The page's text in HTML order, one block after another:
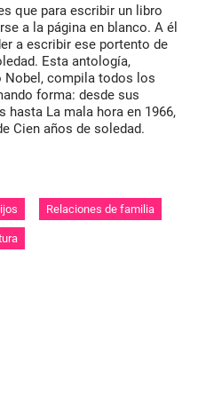
que para escribir un libro
a la página en blanco. A él
a escribir ese portento de
Esta antología,
Nobel, compila todos los
forma: desde sus
hasta La mala hora en 1966,
Cien años de soledad.
Relaciones de familia